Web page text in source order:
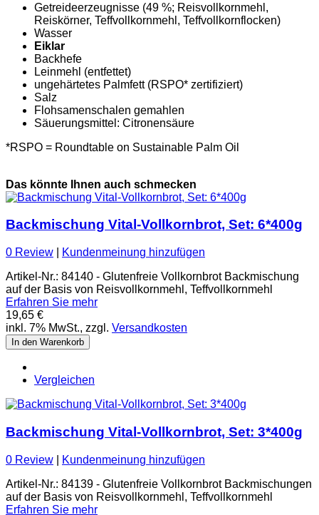
Getreideerzeugnisse (49 %; Reisvollkornmehl,
Reiskörner, Teffvollkornmehl, Teffvollkornflocken)
Wasser
Eiklar
Backhefe
Leinmehl (entfettet)
ungehärtetes Palmfett (RSPO* zertifiziert)
Salz
Flohsamenschalen gemahlen
Säuerungsmittel: Citronensäure
*RSPO = Roundtable on Sustainable Palm Oil
Das könnte Ihnen auch schmecken
Backmischung Vital-Vollkornbrot, Set: 6*400g
0 Review
Kundenmeinung hinzufügen
Artikel-Nr.: 84140 - Glutenfreie Vollkornbrot Backmischung
auf der Basis von Reisvollkornmehl, Teffvollkornmehl
Erfahren Sie mehr
19,65 €
inkl. 7% MwSt., zzgl. Versandkosten
In den Warenkorb
Vergleichen
Backmischung Vital-Vollkornbrot, Set: 3*400g
0 Review
Kundenmeinung hinzufügen
Artikel-Nr.: 84139 - Glutenfreie Vollkornbrot Backmischungen
auf der Basis von Reisvollkornmehl, Teffvollkornmehl
Erfahren Sie mehr